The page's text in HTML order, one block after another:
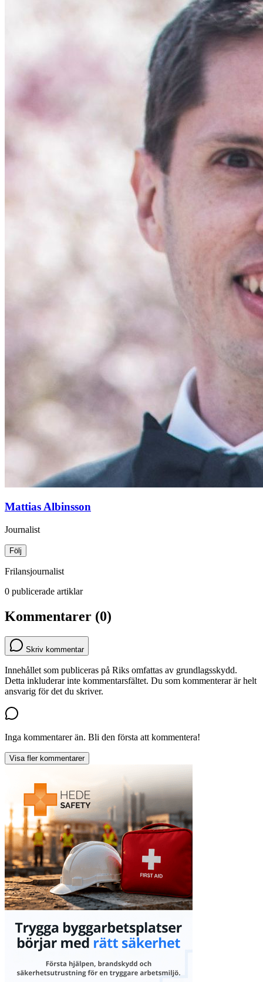
Mattias Albinsson
Journalist
Följ
Frilansjournalist
0 publicerade artiklar
Kommentarer (0)
Skriv kommentar
Innehållet som publiceras på Riks omfattas av grundlagsskydd.
Detta inkluderar inte kommentarsfältet. Du som kommenterar är helt
ansvarig för det du skriver.
Inga kommentarer än. Bli den första att kommentera!
Visa fler kommentarer